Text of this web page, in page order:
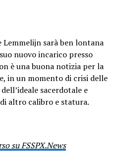
Lemmelijn sarà ben lontana
nuovo incarico presso
è una buona notizia per la
in un momento di crisi delle
sacerdotale e
altro calibro e statura.
su FSSPX.News